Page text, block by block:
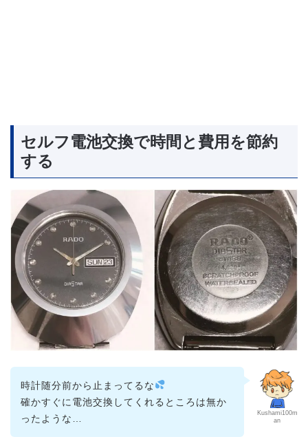
セルフ電池交換で時間と費用を節約
する
Kushami100m
an
時計随分前から止まってるな
確かすぐに電池交換してくれるところは無か
ったような…